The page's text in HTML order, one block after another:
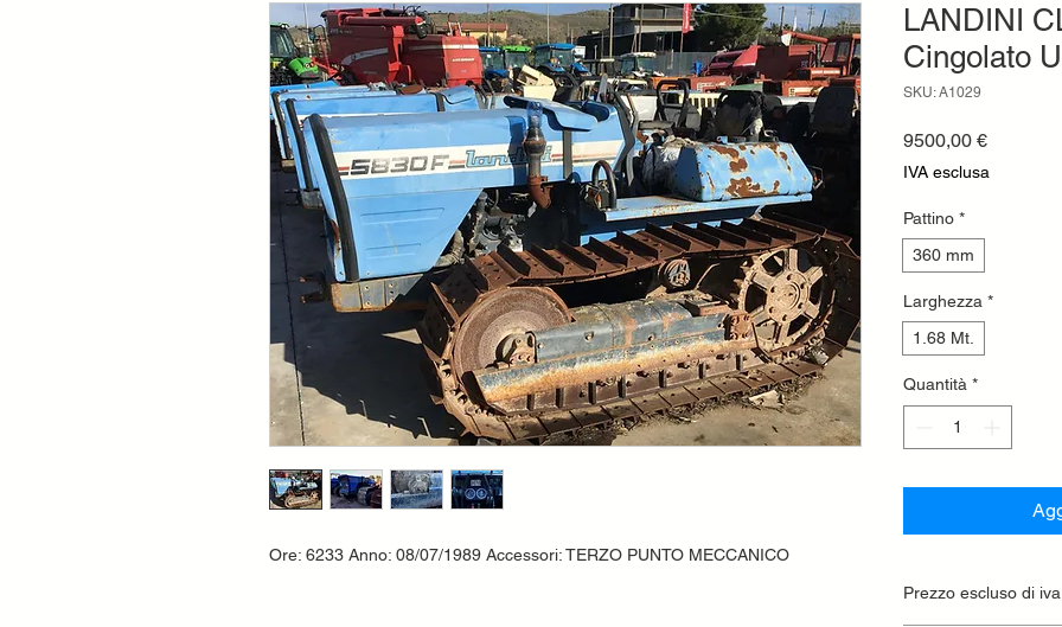
Ore: 6233 Anno: 08/07/1989 Accessori: TERZO PUNTO MECCANICO
LANDINI
Cingolato
SKU: A1029
9500,00 €Prezzo
IVA esclusa
Pattino *
360 mm
Larghezza *
1.68 Mt.
Quantità *
Prezzo escluso di iva.